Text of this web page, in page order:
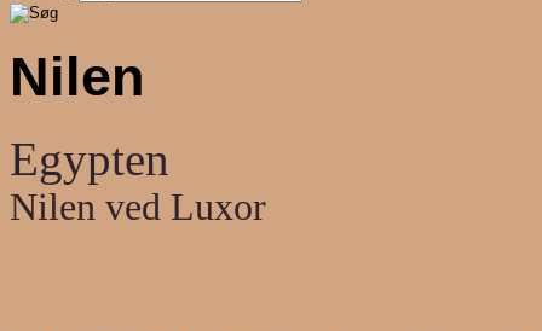
Nilen
Egypten
Nilen ved Luxor